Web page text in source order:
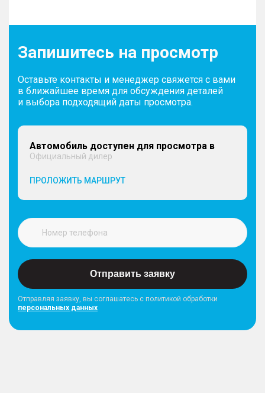
Запишитесь на просмотр
Оставьте контакты и менеджер свяжется с вами
в ближайшее время для обсуждения деталей
и выбора подходящий даты просмотра.
Автомобиль доступен для просмотра в
Официальный дилер
ПРОЛОЖИТЬ МАРШРУТ
Отправить заявку
Отправляя заявку, вы соглашатесь с политикой обработки
персональных данных